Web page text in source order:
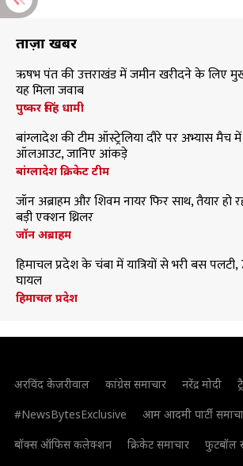
ताज़ा खबरें
ऋषभ पंत की उत्तराखंड में जमीन खरीदने के लिए
यह मिला जवाब
पुष्कर सिंह धामी
बांग्लादेश की टीम ऑस्ट्रेलिया दौरे पर अभ्यास मैच
ऑलआउट, जानिए आंकड़े
बांग्लादेश क्रिकेट टीम
जॉन अब्राहम और शिवम नायर फिर साथ, तैयार हो
बड़ी एक्शन थ्रिलर
जॉन अब्राहम
हिमाचल प्रदेश के चंबा में यात्रियों से भरी बस
घायल
हिमाचल प्रदेश
अरविंद केजरीवाल कांग्रेस समाचार नरेंद्र मोदी
#NewsBytesExclusive
आम आदमी पार्टी
बॉक्स ऑफिस कलेक्शन
क्रिकेट समाचार फुटबॉल